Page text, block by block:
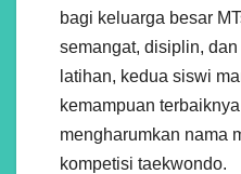
bagi keluarga besar
semangat, disiplin,
latihan, kedua siswi
kemampuan
mengharumkan nama
kompetisi taekwondo.